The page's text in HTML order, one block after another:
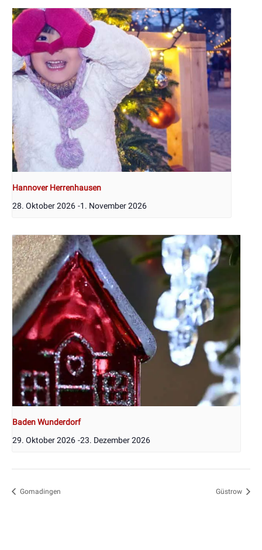
Hannover Herrenhausen
28. Oktober 2026 -1. November 2026
Baden Wunderdorf
29. Oktober 2026 -23. Dezember 2026
Gomadingen Güstrow